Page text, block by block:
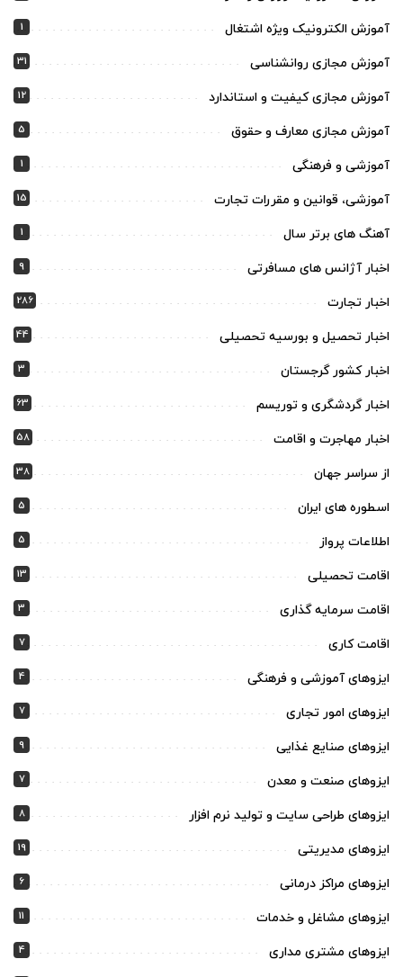
آموزش الکترونیک ویژه اشتغال 1
آموزش مجازی روانشناسی 31
آموزش مجازی کیفیت و استاندارد 12
آموزش مجازی معارف و حقوق 5
آموزشی و فرهنگی 1
آموزشی، قوانین و مقررات تجارت 15
آهنگ های برتر سال 1
اخبار آژانس های مسافرتی 9
اخبار تجارت 286
اخبار تحصیل و بورسیه تحصیلی 44
اخبار کشور گرجستان 3
اخبار گردشگری و توریسم 63
اخبار مهاجرت و اقامت 58
از سراسر جهان 38
اسطوره های ایران 5
اطلاعات پرواز 5
اقامت تحصیلی 13
اقامت سرمایه گذاری 3
اقامت کاری 7
ایزوهای آموزشی و فرهنگی 4
ایزوهای امور تجاری 7
ایزوهای صنایع غذایی 9
ایزوهای صنعت و معدن 7
ایزوهای طراحی سایت و تولید نرم افزار 8
ایزوهای مدیریتی 19
ایزوهای مراکز درمانی 6
ایزوهای مشاغل و خدمات 11
ایزوهای مشتری مداری 4